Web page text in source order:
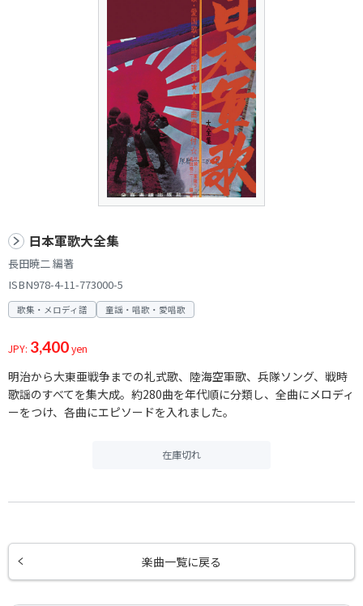
日本軍歌大全集
長田暁二 編著
ISBN978-4-11-773000-5
歌集・メロディ譜 童謡・唱歌・愛唱歌
JPY: 3,400yen
明治から大東亜戦争までの礼式歌、陸海空軍歌、兵隊ソング、戦時
歌謡のすべてを集大成。約280曲を年代順に分類し、全曲にメロディ
ーをつけ、各曲にエピソードを入れました。
在庫切れ
楽曲一覧に戻る